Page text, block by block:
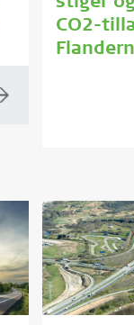
stiger
CO2-
Flandern